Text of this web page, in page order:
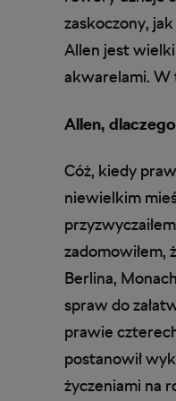
zaskoczony,
Allen jest
akwarelami. W
Allen,
Cóż, kiedy
niewielkim
zadomowiłem,
Berlina,
spraw do
prawie
postanowił
życzeniami na